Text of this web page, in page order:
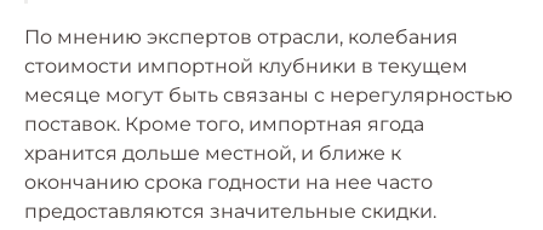
По мнению экспертов отрасли, колебания
стоимости импортной клубники в текущем
месяце могут быть связаны с нерегулярностью
поставок. Кроме того, импортная ягода
хранится дольше местной, и ближе к
окончанию срока годности на нее часто
предоставляются значительные скидки.